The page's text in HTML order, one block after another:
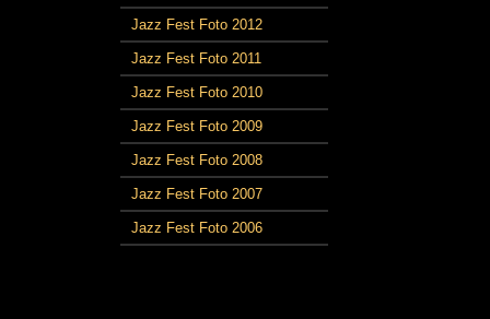
Jazz Fest Foto 2012
Jazz Fest Foto 2011
Jazz Fest Foto 2010
Jazz Fest Foto 2009
Jazz Fest Foto 2008
Jazz Fest Foto 2007
Jazz Fest Foto 2006